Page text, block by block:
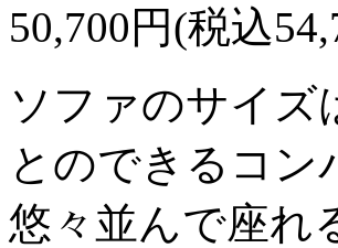
50,700円(税込
ソファのサイズ
とのできるコン
悠々並んで座れ